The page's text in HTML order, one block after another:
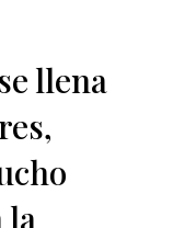
llena
la